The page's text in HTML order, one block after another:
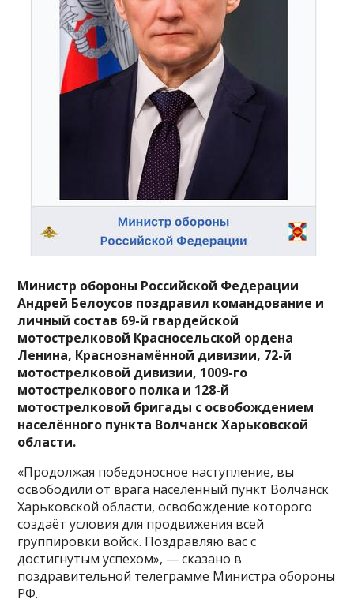
Министр обороны Российской Федерации
Андрей Белоусов поздравил командование и
личный состав 69-й гвардейской
мотострелковой Красносельской ордена
Ленина, Краснознамённой дивизии, 72-й
мотострелковой дивизии, 1009-го
мотострелкового полка и 128-й
мотострелковой бригады с освобождением
населённого пункта Волчанск Харьковской
области.
«Продолжая победоносное наступление, вы
освободили от врага населённый пункт Волчанск
Харьковской области, освобождение которого
создаёт условия для продвижения всей
группировки войск. Поздравляю вас с
достигнутым успехом», — сказано в
поздравительной телеграмме Министра обороны
РФ.